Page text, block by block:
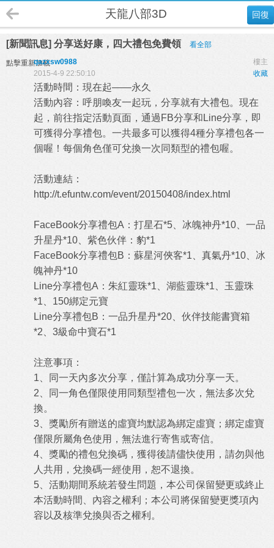
回復
天龍八部3D
[新聞訊息] 分享送好康，四大禮包免費領 看全部
點擊重新加載 樓主
qazxsw0988
收藏
2015-4-9 22:50:10
活動時間：現在起——永久
活動內容：呼朋喚友一起玩，分享就有大禮包。現在
起，前往指定活動頁面，通過FB分享和Line分享，即
可獲得分享禮包。一共最多可以獲得4種分享禮包各一
個喔！每個角色僅可兌換一次同類型的禮包喔。
活動連結：
http://t.efuntw.com/event/20150408/index.html
FaceBook分享禮包A：打星石*5、冰魄神丹*10、一品
升星丹*10、紫色伙伴：豹*1
FaceBook分享禮包B：蘇星河俠客*1、真氣丹*10、冰
魄神丹*10
Line分享禮包A：朱紅靈珠*1、湖藍靈珠*1、玉靈珠
*1、150綁定元寶
Line分享禮包B：一品升星丹*20、伙伴技能書寶箱
*2、3級命中寶石*1
注意事項：
1、同一天內多次分享，僅計算為成功分享一天。
2、同一角色僅限使用同類型禮包一次，無法多次兌
換。
3、獎勵所有贈送的虛寶均默認為綁定虛寶；綁定虛寶
僅限所屬角色使用，無法進行寄售或寄信。
4、獎勵的禮包兌換碼，獲得後請儘快使用，請勿與他
人共用，兌換碼一經使用，恕不退換。
5、活動期間系統若發生問題，本公司保留變更或終止
本活動時間、內容之權利；本公司將保留變更獎項內
容以及核準兌換與否之權利。